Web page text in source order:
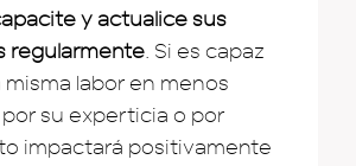
y actualice sus
regularmente . Si es capaz
misma labor en menos
su experticia o por
impactará positivamente